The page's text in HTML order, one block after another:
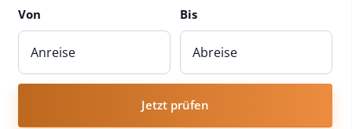
Von Bis
Jetzt prüfen